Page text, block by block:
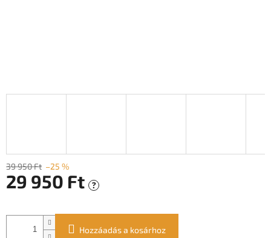
39 950 Ft –25 %
29 950 Ft ?
Hozzáadás a kosárhoz